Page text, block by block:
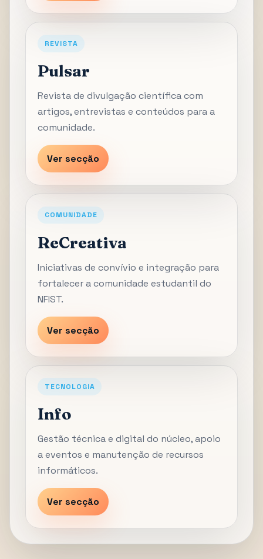
REVISTA
Pulsar
Revista de divulgação científica com
artigos, entrevistas e conteúdos para a
comunidade.
Ver secção
COMUNIDADE
ReCreativa
Iniciativas de convívio e integração para
fortalecer a comunidade estudantil do
NFIST.
Ver secção
TECNOLOGIA
Info
Gestão técnica e digital do núcleo, apoio
a eventos e manutenção de recursos
informáticos.
Ver secção